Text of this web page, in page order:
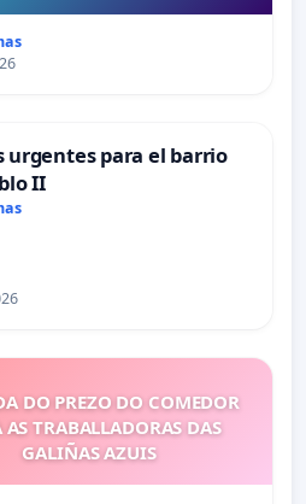
urgentes para el barrio
II
DO PREZO DO COMEDOR
AS TRABALLADORAS DAS
GALIÑAS AZUIS